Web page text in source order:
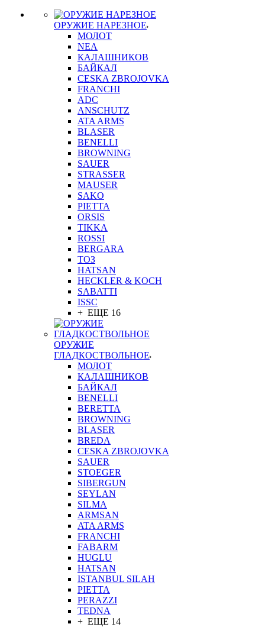
ОРУЖИЕ НАРЕЗНОЕ
МОЛОТ
NEA
КАЛАШНИКОВ
БАЙКАЛ
CESKA ZBROJOVKA
FRANCHI
ADC
ANSCHUTZ
ATA ARMS
BLASER
BENELLI
BROWNING
SAUER
STRASSER
MAUSER
SAKO
PIETTA
ORSIS
TIKKA
ROSSI
BERGARA
ТОЗ
HATSAN
HECKLER & KOCH
SABATTI
ISSC
+ ЕЩЕ 16
ОРУЖИЕ
ГЛАДКОСТВОЛЬНОЕ
МОЛОТ
КАЛАШНИКОВ
БАЙКАЛ
BENELLI
BERETTA
BROWNING
BLASER
BREDA
CESKA ZBROJOVKA
SAUER
STOEGER
SIBERGUN
SEYLAN
SILMA
ARMSAN
ATA ARMS
FRANCHI
FABARM
HUGLU
HATSAN
ISTANBUL SILAH
PIETTA
PERAZZI
TEDNA
+ ЕЩЕ 14